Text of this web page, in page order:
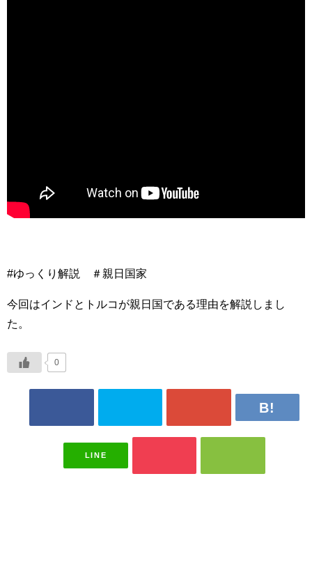
#ゆっくり解説 ＃親日国家
今回はインドとトルコが親日国である理由を解説しまし
た。
0
LINE